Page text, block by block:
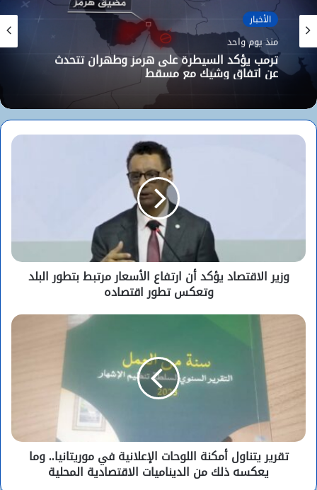
الأخبار
منذ يوم واحد
ترمب يؤكد السيطرة على هرمز وطهران تتحدث
عن اتفاق وشيك مع مسقط
الأخبار
منذ يوم واحد
الوزير الأول المختار ولد اجاي يستقبل السفير
وزير الاقتصاد يؤكد أن ارتفاع الأسعار مرتبط بتطور البلد
وتعكس تطور اقتصاده
تقرير يتناول أمكنة اللوحات الإعلانية في موريتانيا.. وما
يعكسه ذلك من الديناميات الاقتصادية المحلية